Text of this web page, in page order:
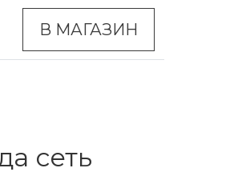
В МАГАЗИН
сеть